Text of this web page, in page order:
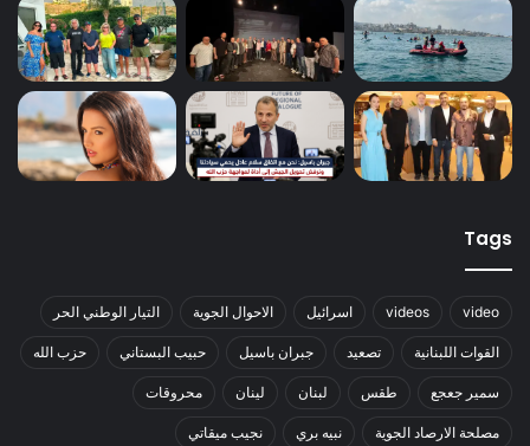
Tags
video
videos اسرائيل الاحوال الجوية التيار الوطني الحر
القوات اللبنانية تصعيد جبران باسيل حبيب البستاني حزب الله
سمير جعجع طقس لبنان لينان محروقات
مصلحة الارصاد الجوية نبيه بري نجيب ميقاتي